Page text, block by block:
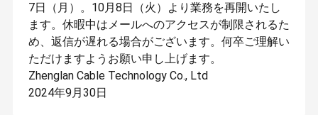
7日（月）。10月8日（火）より業務を再開いたし
ます。休暇中はメールへのアクセスが制限されるた
め、返信が遅れる場合がございます。何卒ご理解い
ただけますようお願い申し上げます。
Zhenglan Cable Technology Co., Ltd
2024年9月30日